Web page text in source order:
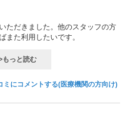
ただきました。他のスタッフの方
また利用したいです。
もっと読む
にコメントする(医療機関の方向け)